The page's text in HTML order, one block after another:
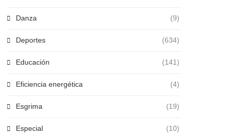
Danza (9)
Deportes (634)
Educación (141)
Eficiencia energética (4)
Esgrima (19)
Especial (10)